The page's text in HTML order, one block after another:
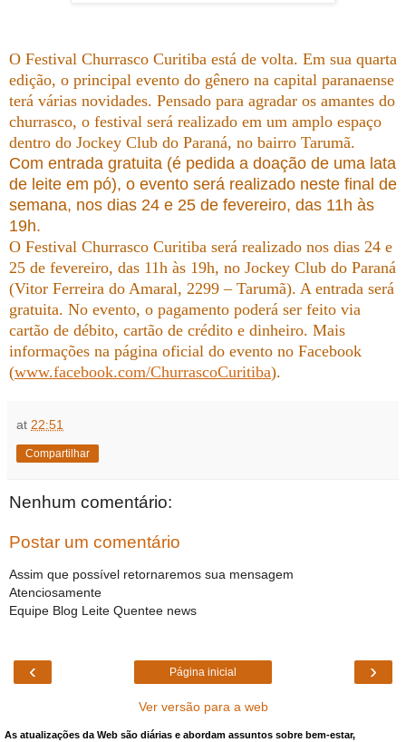
O Festival Churrasco Curitiba está de volta. Em sua quarta
edição, o principal evento do gênero na capital paranaense
terá várias novidades. Pensado para agradar os amantes do
churrasco, o festival será realizado em um amplo espaço
dentro do Jockey Club do Paraná, no bairro Tarumã.
Com entrada gratuita (é pedida a doação de uma lata
de leite em pó), o evento será realizado neste final de
semana, nos dias 24 e 25 de fevereiro, das 11h às
19h.
O Festival Churrasco Curitiba será realizado nos dias 24 e
25 de fevereiro, das 11h às 19h, no Jockey Club do Paraná
(Vitor Ferreira do Amaral, 2299 – Tarumã). A entrada será
gratuita. No evento, o pagamento poderá ser feito via
cartão de débito, cartão de crédito e dinheiro. Mais
informações na página oficial do evento no Facebook
(www.facebook.com/ChurrascoCuritiba).
at 22:51
Compartilhar
Nenhum comentário:
Postar um comentário
Assim que possível retornaremos sua mensagem
Atenciosamente
Equipe Blog Leite Quentee news
‹ ›
Página inicial
Ver versão para a web
As atualizações da Web são diárias e abordam assuntos sobre bem-estar,